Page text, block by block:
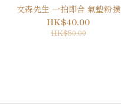
文森先生 一拍即合 氣墊粉撲
HK$40.00
HK$50.00